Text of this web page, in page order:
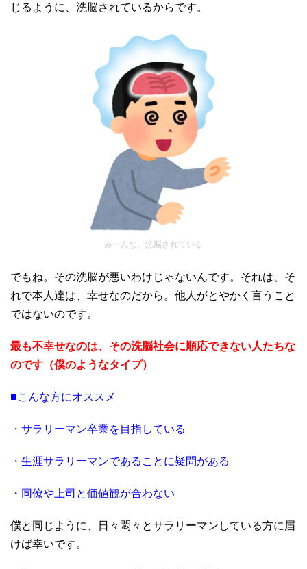
じるように、洗脳されているからです。
みーんな、洗脳されている
でもね。その洗脳が悪いわけじゃないんです。それは、そ
れで本人達は、幸せなのだから。他人がとやかく言うこと
ではないのです。
最も不幸せなのは、その洗脳社会に順応できない人たちな
のです（僕のようなタイプ）
■こんな方にオススメ
・サラリーマン卒業を目指している
・生涯サラリーマンであることに疑問がある
・同僚や上司と価値観が合わない
僕と同じように、日々悶々とサラリーマンしている方に届
けば幸いです。